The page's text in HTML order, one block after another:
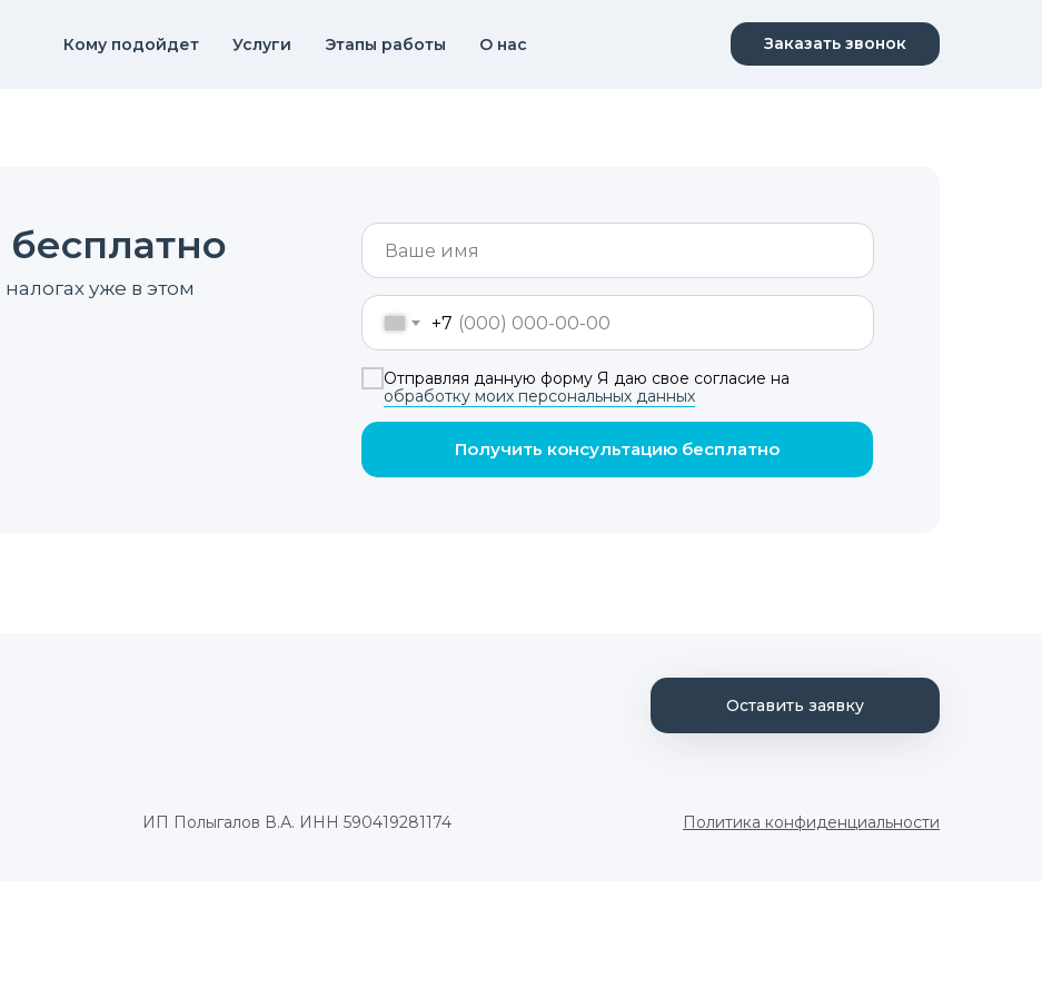
Кому подойдет Услуги Этапы работы О нас Заказать звонок
+7
Отправляя данную форму Я даю свое согласие на
обработку моих персональных данных
Получить консультацию бесплатно
бесплатно
уже в этом
Оставить заявку
ИП Полыгалов В.А. ИНН 590419281174 Политика конфиденциальности